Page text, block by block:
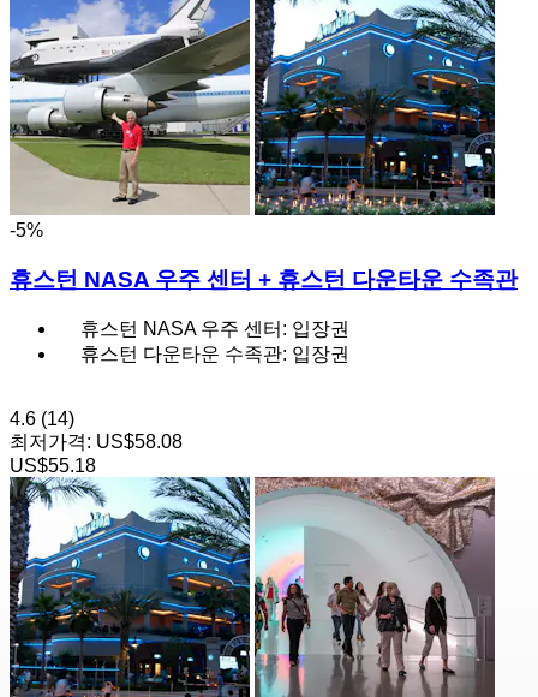
-5%
휴스턴 NASA 우주 센터 + 휴스턴 다운타운 수족관
휴스턴 NASA 우주 센터: 입장권
휴스턴 다운타운 수족관: 입장권
4.6 (14)
최저가격: US$58.08
US$55.18